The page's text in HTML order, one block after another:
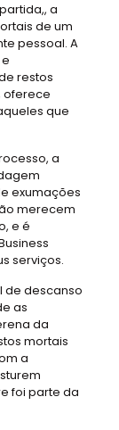
a
de um
pessoal. A
restos
oferece
que
a
exumações
merecem
e é
serviços.
de descanso
as
da
mortais
a
foi parte da